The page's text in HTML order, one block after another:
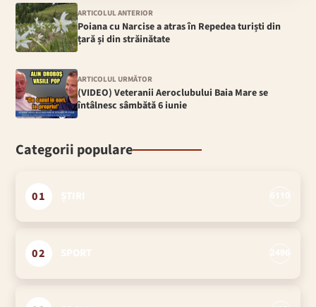
ARTICOLUL ANTERIOR
Poiana cu Narcise a atras în Repedea turiști din
țară și din străinătate
ARTICOLUL URMĂTOR
(VIDEO) Veteranii Aeroclubului Baia Mare se
întâlnesc sâmbătă 6 iunie
Categorii populare
01
02